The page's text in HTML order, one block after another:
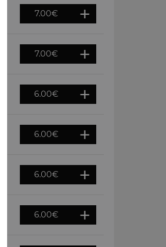
7.00€
7.00€
6.00€
6.00€
6.00€
6.00€